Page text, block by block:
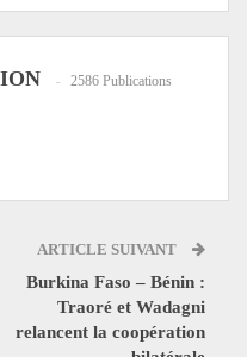
2586 Publications
ARTICLE SUIVANT
Burkina Faso – Bénin :
Traoré et Wadagni
relancent la coopération